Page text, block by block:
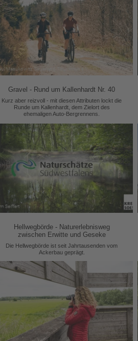
Gravel - Rund um Kallenhardt Nr. 40
Kurz aber reizvoll - mit diesen Attributen lockt die
Runde um Kallenhardt, dem Zielort des
ehemaligen Auto-Bergrennens.
Hellwegbörde - Naturerlebnisweg
zwischen Erwitte und Geseke
Die Hellwegbörde ist seit Jahrtausenden vom
Ackerbau geprägt.